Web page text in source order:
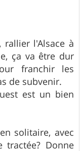
rallier l'Alsace à
ça va être dur
franchir les
de subvenir.
est un bien
solitaire, avec
tractée? Donne